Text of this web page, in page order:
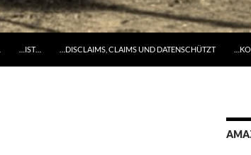
…IST… …DISCLAIMS, CLAIMS UND DATENSCHÜTZT